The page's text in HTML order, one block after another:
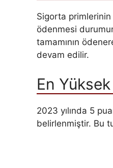
Sigorta primlerinin
ödenmesi
tamamının
devam edilir.
En
2023 yılında 5
belirlenmiştir. Bu